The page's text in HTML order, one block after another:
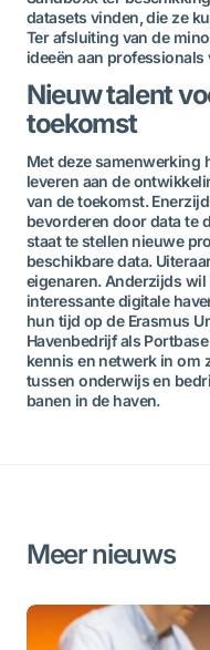
datasets vinden, die ze
Ter afsluiting van de
ideeën aan
Nieuw talent
toekomst
Met deze samenwerking
leveren aan de
van de toekomst.
bevorderen door data te
staat te stellen nieuwe
beschikbare data.
eigenaren. Anderzijds
interessante digitale
hun tijd op de Erasmus
Havenbedrijf als
kennis en netwerk in om
tussen onderwijs en
banen in de haven.
Meer nieuws